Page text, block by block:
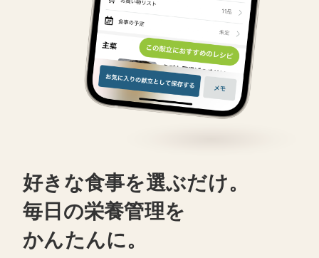
好きな食事を選ぶだけ。
毎日の栄養管理を
かんたんに。